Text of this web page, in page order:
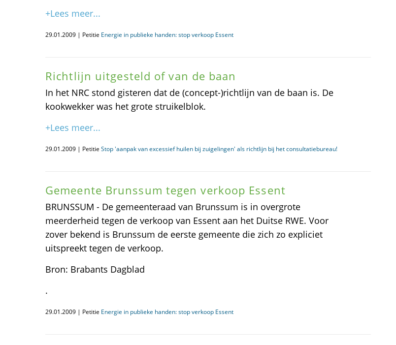
+Lees meer...
29.01.2009 | Petitie Energie in publieke handen: stop verkoop Essent
Richtlijn uitgesteld of van de baan
In het NRC stond gisteren dat de (concept-)richtlijn van de baan is. De
kookwekker was het grote struikelblok.
+Lees meer...
29.01.2009 | Petitie Stop 'aanpak van excessief huilen bij zuigelingen' als richtlijn bij het consultatiebureau!
Gemeente Brunssum tegen verkoop Essent
BRUNSSUM - De gemeenteraad van Brunssum is in overgrote
meerderheid tegen de verkoop van Essent aan het Duitse RWE. Voor
zover bekend is Brunssum de eerste gemeente die zich zo expliciet
uitspreekt tegen de verkoop.
Bron: Brabants Dagblad
.
29.01.2009 | Petitie Energie in publieke handen: stop verkoop Essent